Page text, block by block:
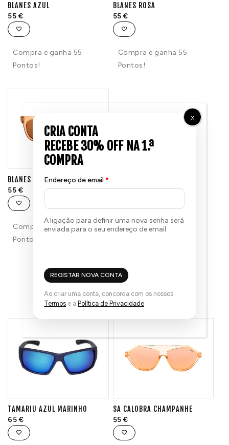
BLANES AZUL
55 €
Compra e ganha 55
Pontos!
BLANES ROSA
55 €
Compra e ganha 55
Pontos!
BLANES TOSTADO
55 €
Compra e ganha 55
Pontos!
TAMBÉM PODE GOSTAR...
TAMARIU AZUL MARINHO
65 €
SA CALOBRA CHAMPANHE
55 €
Endereço de email *
A ligação para definir uma nova senha será
enviada para o seu endereço de email.
REGISTAR NOVA CONTA
Ao criar uma conta, concorda com os nossos
Termos e a Política de Privacidade.
X